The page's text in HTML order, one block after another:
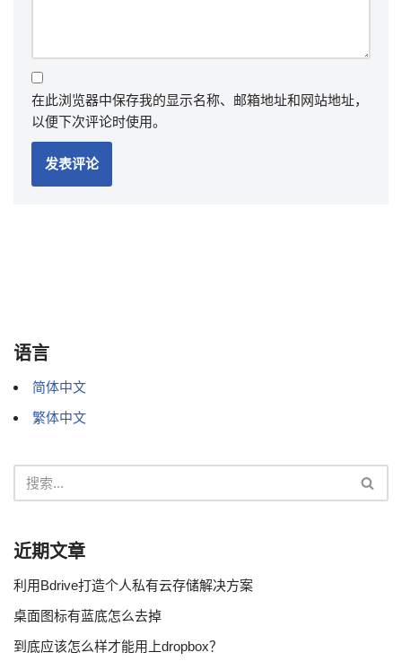
在此浏览器中保存我的显示名称、邮箱地址和网站地址，
以便下次评论时使用。
语言
简体中文
繁体中文
近期文章
利用Bdrive打造个人私有云存储解决方案
桌面图标有蓝底怎么去掉
到底应该怎么样才能用上dropbox？